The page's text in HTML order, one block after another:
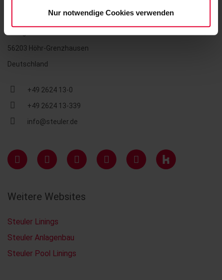
Nur notwendige Cookies verwenden
Steuler Holding GmbH
56203 Höhr-Grenzhausen
Deutschland
+49 2624 13-0
+49 2624 13-339
info@steuler.de
Weitere Websites
Steuler Linings
Steuler Anlagenbau
Steuler Pool Linings